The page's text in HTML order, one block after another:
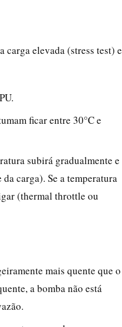
carga elevada (stress test) e
ficar entre 30°C e
subirá gradualmente e
carga). Se a temperatura
(thermal throttle ou
mais quente que o
a bomba não está